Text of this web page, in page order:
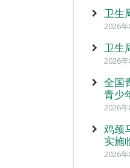
卫生
2026
卫生
2026
全国
青少
2026
鸡颈
实施
2026